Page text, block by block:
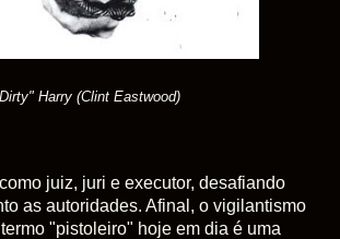
Harry (Clint Eastwood)
juiz, juri e executor, desafiando
as autoridades. Afinal, o vigilantismo
"pistoleiro" hoje em dia é uma